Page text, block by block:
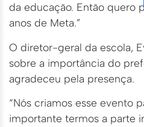
da educação. Então quero
anos de Meta.”
O diretor-geral da escola,
sobre a importância do
agradeceu pela presença.
“Nós criamos esse evento
importante termos a parte